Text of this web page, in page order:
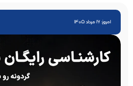
امروز: 16 مرداد 1405